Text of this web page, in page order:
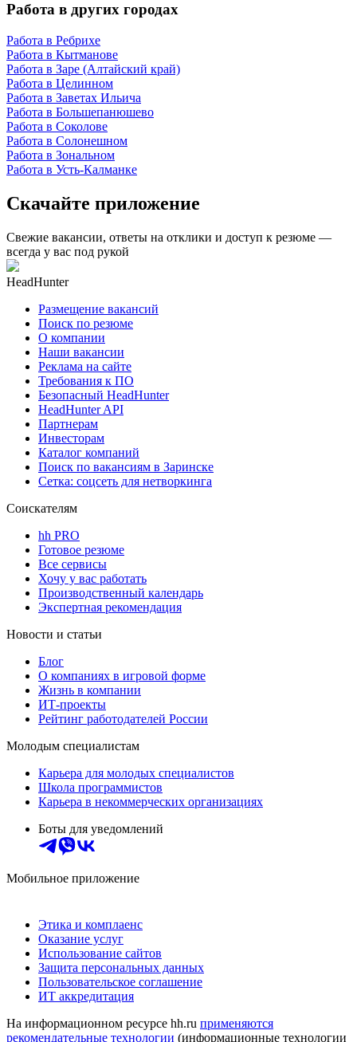
Работа в других городах
Работа в Ребрихе
Работа в Кытманове
Работа в Заре (Алтайский край)
Работа в Целинном
Работа в Заветах Ильича
Работа в Большепанюшево
Работа в Соколове
Работа в Солонешном
Работа в Зональном
Работа в Усть-Калманке
Скачайте приложение
Свежие вакансии, ответы на отклики и доступ к резюме —
всегда у вас под рукой
HeadHunter
Размещение вакансий
Поиск по резюме
О компании
Наши вакансии
Реклама на сайте
Требования к ПО
Безопасный HeadHunter
HeadHunter API
Партнерам
Инвесторам
Каталог компаний
Поиск по вакансиям в Заринске
Сетка: соцсеть для нетворкинга
Соискателям
hh PRO
Готовое резюме
Все сервисы
Хочу у вас работать
Производственный календарь
Экспертная рекомендация
Новости и статьи
Блог
О компаниях в игровой форме
Жизнь в компании
ИТ-проекты
Рейтинг работодателей России
Молодым специалистам
Карьера для молодых специалистов
Школа программистов
Карьера в некоммерческих организациях
Боты для уведомлений
Мобильное приложение
Этика и комплаенс
Оказание услуг
Использование сайтов
Защита персональных данных
Пользовательское соглашение
ИТ аккредитация
На информационном ресурсе hh.ru применяются
рекомендательные технологии (информационные технологии